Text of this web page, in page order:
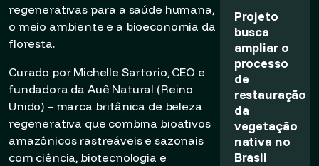
regenerativas para a saúde humana,
o meio ambiente e a bioeconomia da
floresta.
Curado por Michelle Sartorio, CEO e
fundadora da Auê Natural (Reino
Unido) – marca britânica de beleza
regenerativa que combina bioativos
amazônicos rastreáveis e sazonais
com ciência, biotecnologia e
Projeto
busca
ampliar o
processo
de
restauração
da
vegetação
nativa no
Brasil